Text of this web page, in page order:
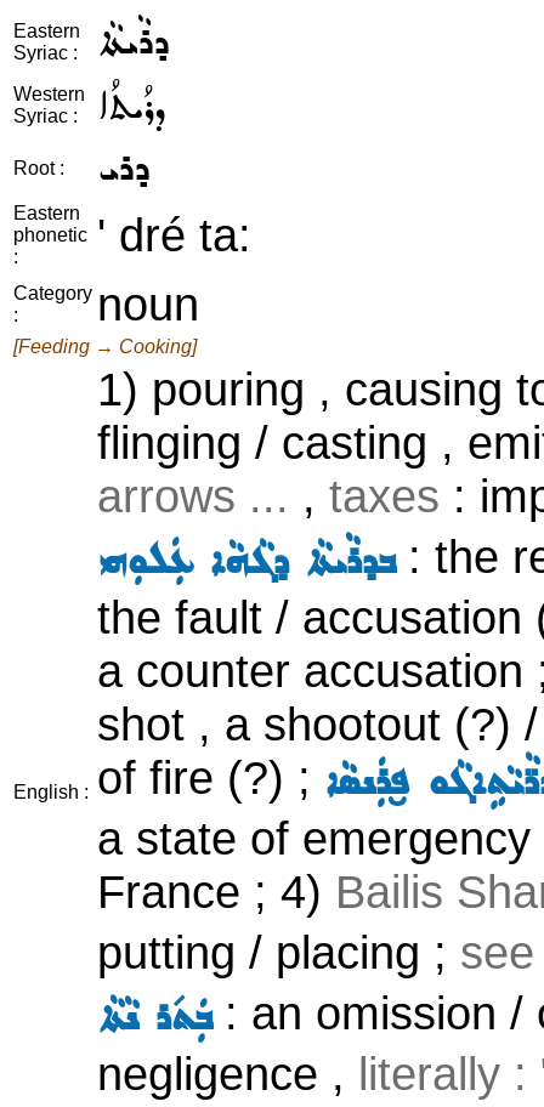
Eastern
Syriac :
ܕܪܵܝܬܵܐ
Western
Syriac :
ܕܪܳܝܬܳܐ
Root : ܕܪܝ
Eastern
phonetic
:
' dré ta:
Category
:
noun
[Feeding → Cooking]
English :
1) pouring , causing
flinging / casting ,
arrows ... , taxes :
ܒܕܪܵܝܬܵܐ ܕܓܵܗܵܐ ܥܲܠܘܼܗܝ: the
the fault /
a counter
shot , a shootout (?)
of fire (?) ; ܦ̮ܪܲܢܣܵܐ
a state of
France ; 4) Bailis
putting / placing ;
ܒܲܬ݇ܪ ܢܵܬܵܐ: an omission /
negligence , literally :